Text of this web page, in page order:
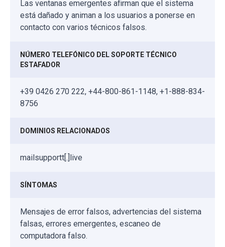
Las ventanas emergentes afirman que el sistema
está dañado y animan a los usuarios a ponerse en
contacto con varios técnicos falsos.
NÚMERO TELEFÓNICO DEL SOPORTE TÉCNICO
ESTAFADOR
+39 0426 270 222, +44-800-861-1148, +1-888-834-
8756
DOMINIOS RELACIONADOS
mailsupportt[.]live
SÍNTOMAS
Mensajes de error falsos, advertencias del sistema
falsas, errores emergentes, escaneo de
computadora falso.